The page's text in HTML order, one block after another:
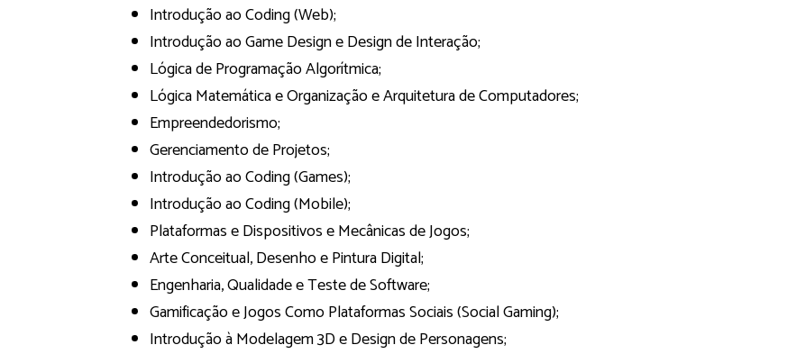
Introdução ao Coding (Web);
Introdução ao Game Design e Design de Interação;
Lógica de Programação Algorítmica;
Lógica Matemática e Organização e Arquitetura de Computadores;
Empreendedorismo;
Gerenciamento de Projetos;
Introdução ao Coding (Games);
Introdução ao Coding (Mobile);
Plataformas e Dispositivos e Mecânicas de Jogos;
Arte Conceitual, Desenho e Pintura Digital;
Engenharia, Qualidade e Teste de Software;
Gamificação e Jogos Como Plataformas Sociais (Social Gaming);
Introdução à Modelagem 3D e Design de Personagens;